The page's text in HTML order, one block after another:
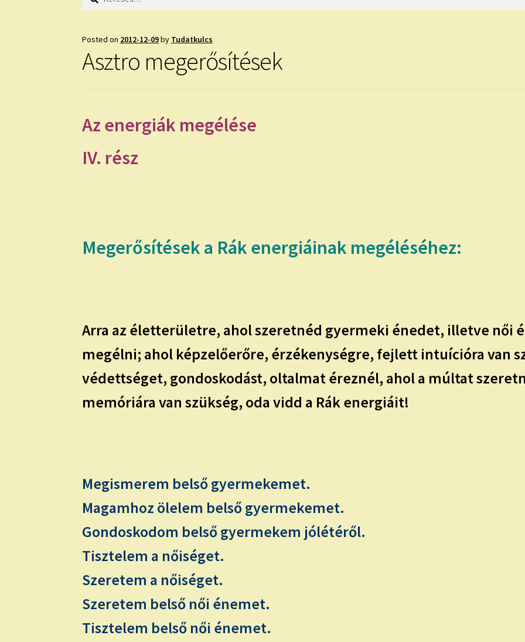
Posted on 2012-12-09by Tudatkulcs
Asztro megerősítések
Az energiák megélése
IV. rész
Megerősítések a Rák energiáinak megéléséhez:
Arra az életterületre, ahol szeretnéd gyermeki énedet, illetve női
megélni; ahol képzelőerőre, érzékenységre, fejlett intuícióra van
védettséget, gondoskodást, oltalmat éreznél, ahol a múltat
memóriára van szükség, oda vidd a Rák energiáit!
Megismerem belső gyermekemet.
Magamhoz ölelem belső gyermekemet.
Gondoskodom belső gyermekem jólétéről.
Tisztelem a nőiséget.
Szeretem a nőiséget.
Szeretem belső női énemet.
Tisztelem belső női énemet.